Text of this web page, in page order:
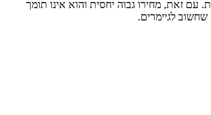
עם זאת, מחירו גבוה יחסית והוא אינו תומך